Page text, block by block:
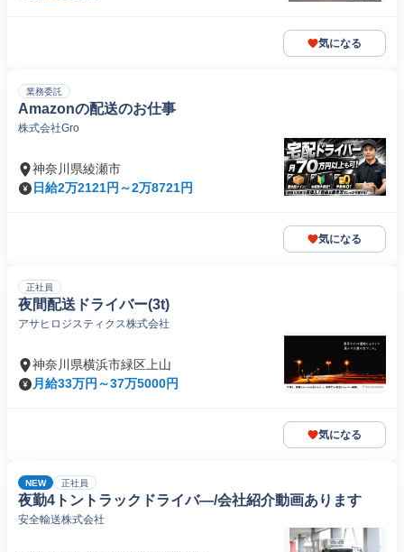
気になる
業務委託
Amazonの配送のお仕事
株式会社Gro
神奈川県綾瀬市
日給2万2121円～2万8721円
気になる
正社員
夜間配送ドライバー(3t)
アサヒロジスティクス株式会社
神奈川県横浜市緑区上山
月給33万円～37万5000円
気になる
NEW 正社員
夜勤4トントラックドライバ―/会社紹介動画あります
安全輸送株式会社